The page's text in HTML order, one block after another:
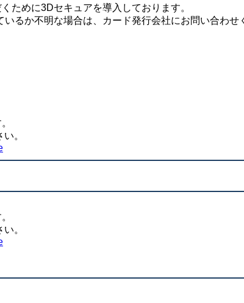
ために3Dセキュアを導入しております。
るか不明な場合は、カード発行会社にお問い合わせ
。
。